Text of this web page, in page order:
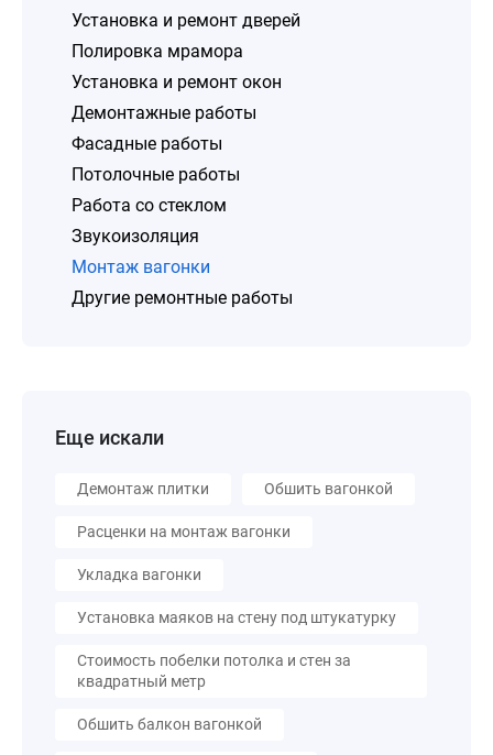
Установка и ремонт дверей
Полировка мрамора
Установка и ремонт окон
Демонтажные работы
Фасадные работы
Потолочные работы
Работа со стеклом
Звукоизоляция
Монтаж вагонки
Другие ремонтные работы
Еще искали
Демонтаж плитки Обшить вагонкой
Расценки на монтаж вагонки
Укладка вагонки
Установка маяков на стену под штукатурку
Стоимость побелки потолка и стен за
квадратный метр
Обшить балкон вагонкой